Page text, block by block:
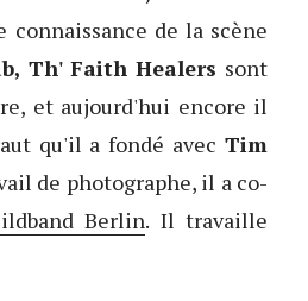
de la scène
Th' Faith Healers sont
et aujourd'hui encore il
qu'il a fondé avecTim
de photographe, il a co-
Berlin. Il travaille